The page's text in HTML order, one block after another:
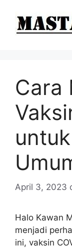
Cara
April 3, 2023
Halo Kawan
menjadi
ini, vaksin